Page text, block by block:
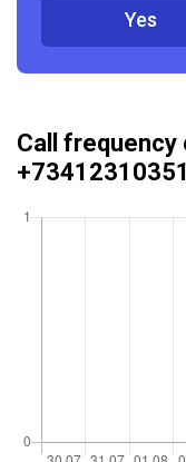
Yes
Call
+73412310351